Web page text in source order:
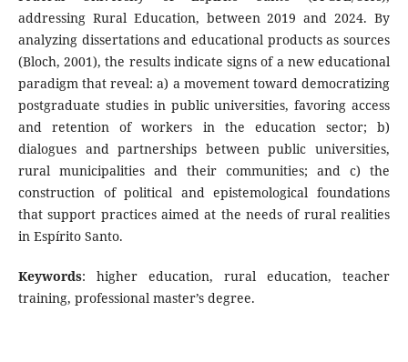
addressing Rural Education, between 2019 and 2024. By
analyzing dissertations and educational products as sources
(Bloch, 2001), the results indicate signs of a new educational
paradigm that reveal: a) a movement toward democratizing
postgraduate studies in public universities, favoring access
and retention of workers in the education sector; b)
dialogues and partnerships between public universities,
rural municipalities and their communities; and c) the
construction of political and epistemological foundations
that support practices aimed at the needs of rural realities
in Espírito Santo.
Keywords: higher education, rural education, teacher
training, professional master’s degree.